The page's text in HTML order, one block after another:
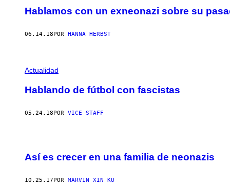
Hablamos con un exneonazi sobre su
06.14.18 POR HANNA HERBST
Actualidad
Hablando de fútbol con fascistas
05.24.18POR VICE STAFF
Así es crecer en una familia de neonazis
10.25.17 POR MARVIN XIN KU